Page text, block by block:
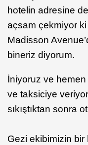
hotelin adresine
açsam çekmiyor
Madisson
bineriz diyorum.
İniyoruz ve hemen
ve taksiciye
sıkıştıktan sonra
Gezi ekibimizin